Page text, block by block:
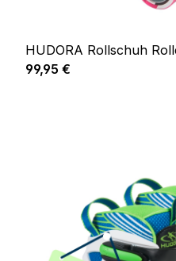
HUDORA Rollschuh
Regulärer Preis:
99,95 €